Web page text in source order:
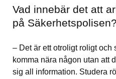
Vad innebär det att
på Säkerhetspolisen?
– Det är ett otroligt roligt och
komma nära någon utan att
sig all information. Studera